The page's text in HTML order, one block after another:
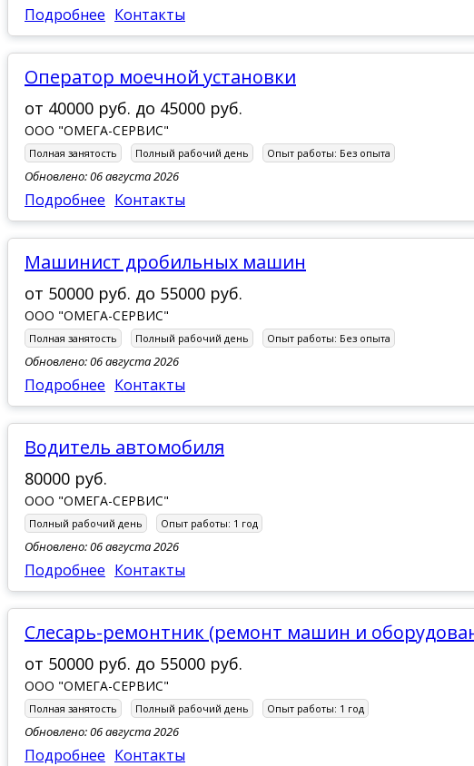
Подробнее Контакты
оператор моечной установки
от 40000 руб. до 45000 руб.
ООО "ОМЕГА-СЕРВИС"
Полная занятость Полный рабочий день Опыт работы: Без опыта
Обновлено: 06 августа 2026
Подробнее Контакты
Машинист дробильных машин
от 50000 руб. до 55000 руб.
ООО "ОМЕГА-СЕРВИС"
Полная занятость Полный рабочий день Опыт работы: Без опыта
Обновлено: 06 августа 2026
Подробнее Контакты
Водитель автомобиля
80000 руб.
ООО "ОМЕГА-СЕРВИС"
Полный рабочий день Опыт работы: 1 год
Обновлено: 06 августа 2026
Подробнее Контакты
Слесарь-ремонтник (ремонт машин и
от 50000 руб. до 55000 руб.
ООО "ОМЕГА-СЕРВИС"
Полная занятость Полный рабочий день Опыт работы: 1 год
Обновлено: 06 августа 2026
Подробнее Контакты